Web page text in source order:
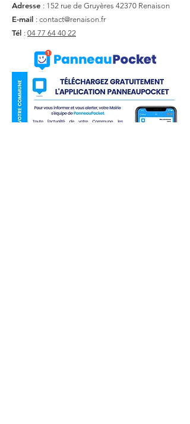
Adresse : 152 rue de Gruyères 42370 Renaison
E-mail : contact@renaison.fr
Tél : 04 77 64 40 22